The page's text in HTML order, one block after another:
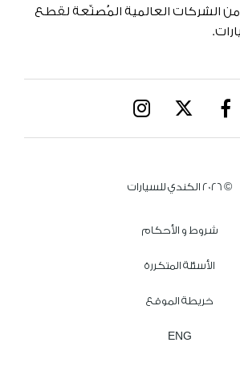
الشركات العالمية المُصنِّعة لقطع
© 2026 الكندي للسيارات
شروط و الأحكام
الأسئلة المتكررة
خريطة الموقع
ENG